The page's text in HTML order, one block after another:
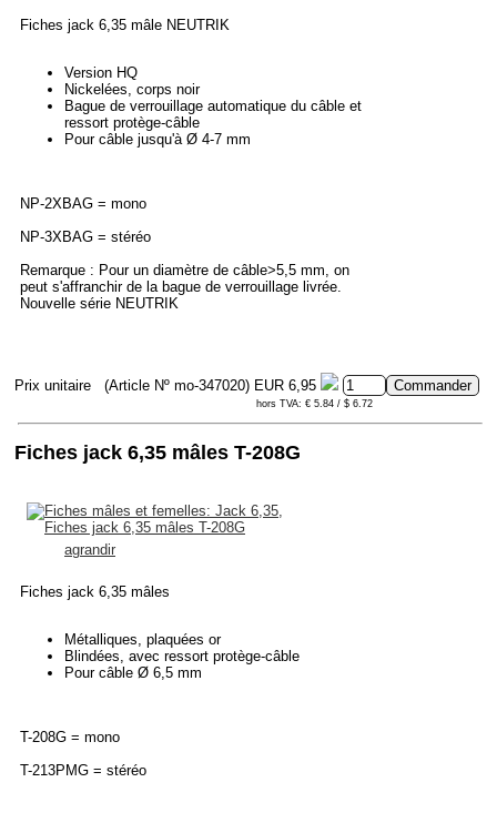
Fiches jack 6,35 mâle NEUTRIK
Version HQ
Nickelées, corps noir
Bague de verrouillage automatique du câble et
ressort protège-câble
Pour câble jusqu'à Ø 4-7 mm
NP-2XBAG = mono
NP-3XBAG = stéréo
Remarque : Pour un diamètre de câble>5,5 mm, on
peut s'affranchir de la bague de verrouillage livrée.
Nouvelle série NEUTRIK
Prix unitaire (Article Nº mo-347020) EUR 6,95
hors TVA: € 5.84 / $ 6.72
Fiches jack 6,35 mâles T-208G
agrandir
Fiches jack 6,35 mâles
Métalliques, plaquées or
Blindées, avec ressort protège-câble
Pour câble Ø 6,5 mm
T-208G = mono
T-213PMG = stéréo